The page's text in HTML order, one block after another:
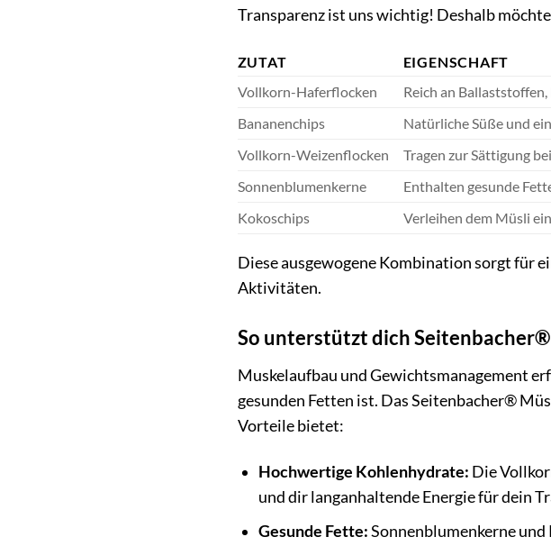
Transparenz ist uns wichtig! Deshalb
ZUTAT
EIGENSCHAFT
Vollkorn-Haferflocken
Reich an
Bananenchips
Natürliche Süße und
Vollkorn-Weizenflocken
Tragen zur Sättigung
Sonnenblumenkerne
Enthalten gesunde
Kokoschips
Verleihen dem Müsli
Diese ausgewogene Kombination sorgt für
Aktivitäten.
So unterstützt dich
Muskelaufbau und Gewichtsmanagement
gesunden Fetten ist. Das Seitenbacher®
Vorteile bietet:
Hochwertige Kohlenhydrate: Die
und dir langanhaltende Energie für dein
Gesunde Fette:Sonnenblumenkerne